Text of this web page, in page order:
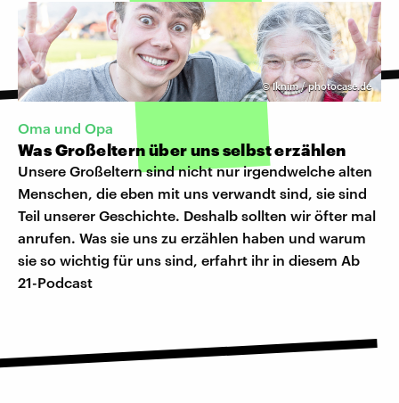
©Iknim / photocase.de
Oma und Opa
Was Großeltern über uns selbst erzählen
Unsere Großeltern sind nicht nur irgendwelche alten
Menschen, die eben mit uns verwandt sind, sie sind
Teil unserer Geschichte. Deshalb sollten wir öfter mal
anrufen. Was sie uns zu erzählen haben und warum
sie so wichtig für uns sind, erfahrt ihr in diesem Ab
21-Podcast